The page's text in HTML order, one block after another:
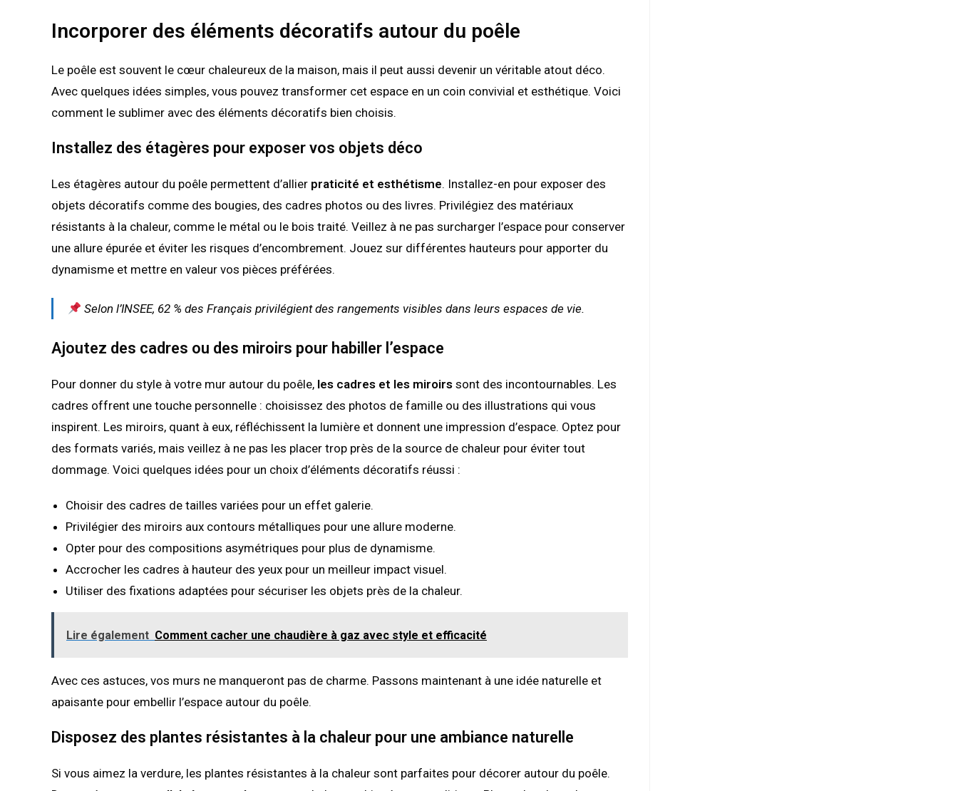
Incorporer des éléments décoratifs autour du poêle
Le poêle est souvent le cœur chaleureux de la maison, mais il peut aussi devenir un véritable atout déco.
Avec quelques idées simples, vous pouvez transformer cet espace en un coin convivial et esthétique. Voici
comment le sublimer avec des éléments décoratifs bien choisis.
Installez des étagères pour exposer vos objets déco
Les étagères autour du poêle permettent d’allier praticité et esthétisme. Installez-en pour exposer des
objets décoratifs comme des bougies, des cadres photos ou des livres. Privilégiez des matériaux
résistants à la chaleur, comme le métal ou le bois traité. Veillez à ne pas surcharger l’espace pour conserver
une allure épurée et éviter les risques d’encombrement. Jouez sur différentes hauteurs pour apporter du
dynamisme et mettre en valeur vos pièces préférées.
Selon l’INSEE, 62 % des Français privilégient des rangements visibles dans leurs espaces de vie.
Ajoutez des cadres ou des miroirs pour habiller l’espace
Pour donner du style à votre mur autour du poêle, les cadres et les miroirs sont des incontournables. Les
cadres offrent une touche personnelle : choisissez des photos de famille ou des illustrations qui vous
inspirent. Les miroirs, quant à eux, réfléchissent la lumière et donnent une impression d’espace. Optez pour
des formats variés, mais veillez à ne pas les placer trop près de la source de chaleur pour éviter tout
dommage. Voici quelques idées pour un choix d’éléments décoratifs réussi :
Choisir des cadres de tailles variées pour un effet galerie.
Privilégier des miroirs aux contours métalliques pour une allure moderne.
Opter pour des compositions asymétriques pour plus de dynamisme.
Accrocher les cadres à hauteur des yeux pour un meilleur impact visuel.
Utiliser des fixations adaptées pour sécuriser les objets près de la chaleur.
Lire également Comment cacher une chaudière à gaz avec style et efficacité
Avec ces astuces, vos murs ne manqueront pas de charme. Passons maintenant à une idée naturelle et
apaisante pour embellir l’espace autour du poêle.
Disposez des plantes résistantes à la chaleur pour une ambiance naturelle
Si vous aimez la verdure, les plantes résistantes à la chaleur sont parfaites pour décorer autour du poêle.